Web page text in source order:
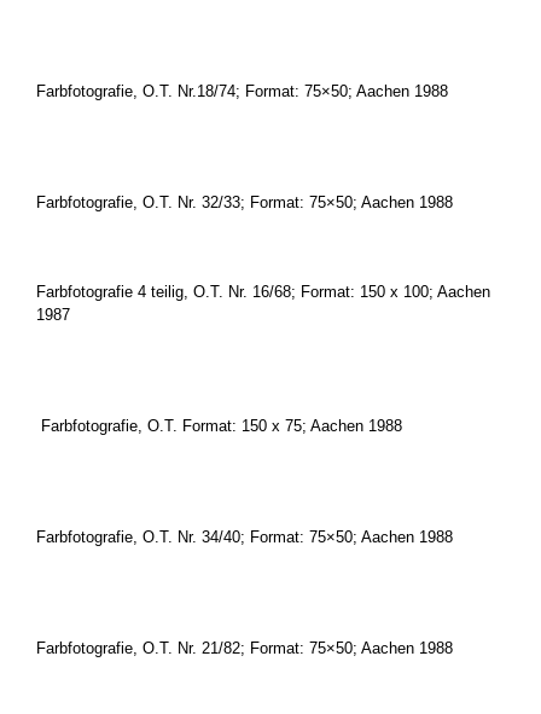
Farbfotografie, O.T. Nr.18/74; Format: 75×50; Aachen 1988
Farbfotografie, O.T. Nr. 32/33; Format: 75×50; Aachen 1988
Farbfotografie 4 teilig, O.T. Nr. 16/68; Format: 150 x 100; Aachen
1987
Farbfotografie, O.T. Format: 150 x 75; Aachen 1988
Farbfotografie, O.T. Nr. 34/40; Format: 75×50; Aachen 1988
Farbfotografie, O.T. Nr. 21/82; Format: 75×50; Aachen 1988